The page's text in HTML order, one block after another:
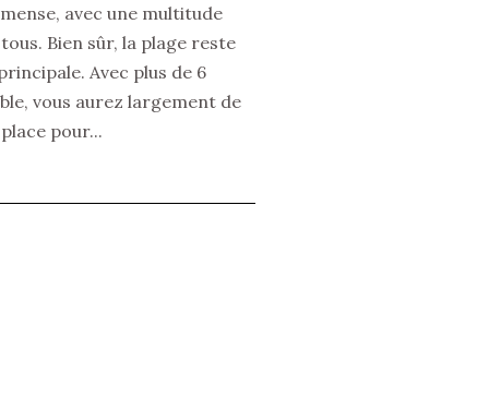
avec une multitude
Bien sûr, la plage reste
Avec plus de 6
vous aurez largement de
place pour...